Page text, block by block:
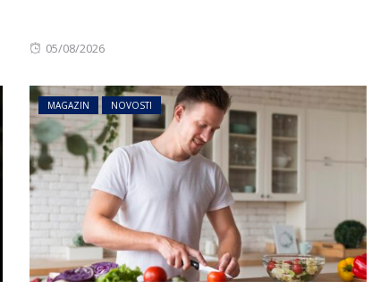
Posted
05/08/2026
MAGAZIN NOVOSTI